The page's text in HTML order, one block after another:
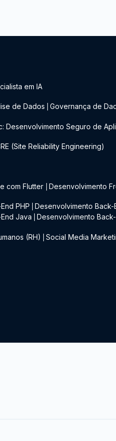
em IA
de Dados Governança de
Desenvolvimento Seguro de
(Site Reliability Engineering)
com Flutter Desenvolvimento
PHP Desenvolvimento Back-
Java Desenvolvimento
(RH) Social Media